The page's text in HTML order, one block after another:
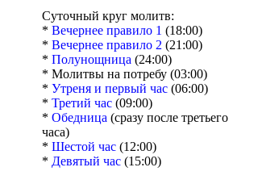
Суточный круг молитв:
* Вечернее правило 1 (18:00)
* Вечернее правило 2 (21:00)
* Полунощница (24:00)
* Молитвы на потребу (03:00)
* Утреня и первый час (06:00)
* Третий час (09:00)
* Обедница (сразу после третьего
часа)
* Шестой час (12:00)
* Девятый час (15:00)